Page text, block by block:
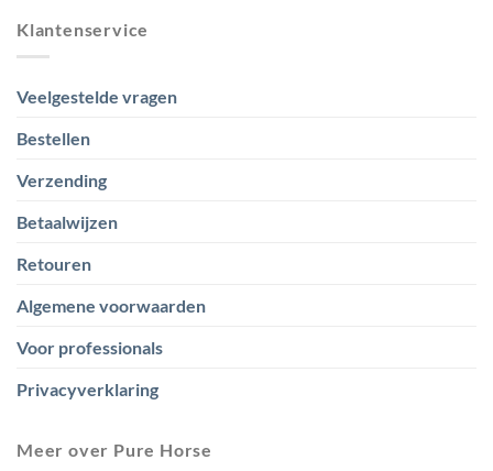
Klantenservice
Veelgestelde vragen
Bestellen
Verzending
Betaalwijzen
Retouren
Algemene voorwaarden
Voor professionals
Privacyverklaring
Meer over Pure Horse